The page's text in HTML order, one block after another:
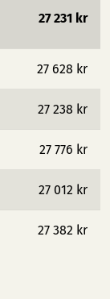
27 231 kr
27 628 kr
27 238 kr
27 776 kr
27 012 kr
27 382 kr